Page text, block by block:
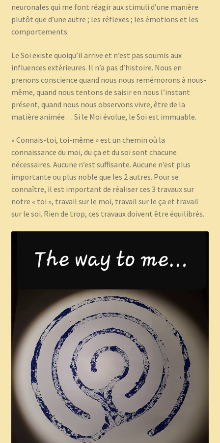
neuronales qui me font réagir aux stimuli d’une manière
plutôt que d’une autre ; les réflexes ; les émotions et les
comportements.
Le Soi existe quoiqu’il arrive et n’est pas soumis aux
influences extérieures. Il n’a pas d’histoire. Nous en
prenons conscience quand nous nous remémorons à nous-
même, quand nous tentons de saisir en nous l’instant
présent, quand nous nous observons vivre, être de la
matière animée… Si le Moi évolue, le Soi est immuable.
« Connais-toi, toi-même » est un chemin où la
connaissance du moi, du ça et du soi sont chacune
nécessaires. Aucune n’est suffisante. Aucune n’est plus
importante ou plus noble que les 2 autres. Pour se
connaître, il est important de réaliser ces 3 travaux sur
notre « toi », travail sur le moi, travail sur le ça et travail
sur le soi. Rien de trop, ces travaux doivent être équilibrés.